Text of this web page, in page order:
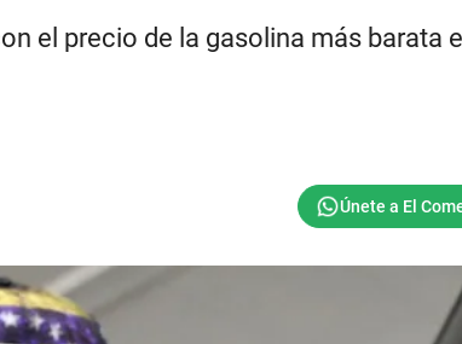
el precio de la gasolina más barata